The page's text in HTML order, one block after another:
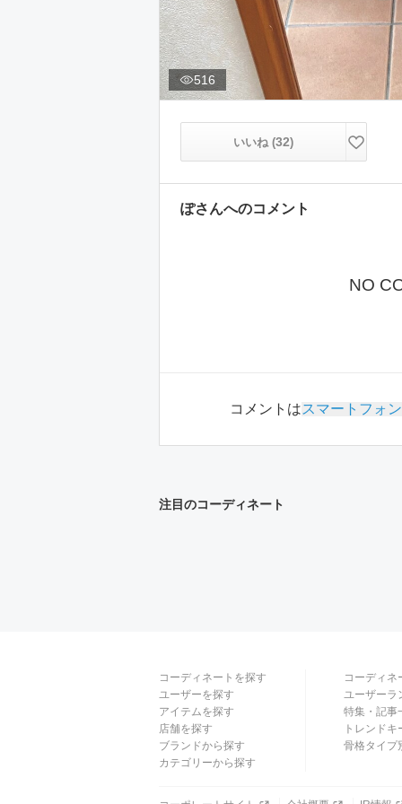
516
いいね (32)
ぽさんへのコメント
NO
コメントはスマートフォ
注目のコーディネート
コーディネートを探す
ユーザーを探す
アイテムを探す
店舗を探す
ブランドから探す
カテゴリーから探す
コーディネ
ユーザーラ
特集・記事
トレンドキ
骨格タイプ